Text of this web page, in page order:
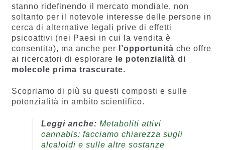
stanno ridefinendo il mercato mondiale, non
soltanto per il notevole interesse delle persone in
cerca di alternative legali prive di effetti
psicoattivi (nei Paesi in cui la vendita è
consentita), ma anche per
l’opportunità che offre
ai ricercatori di esplorare
le potenzialità di
molecole prima trascurate.
Scopriamo di più su questi composti e sulle
potenzialità in ambito scientifico.
Leggi anche: Metaboliti attivi
cannabis: facciamo chiarezza sugli
alcaloidi e sulle altre sostanze